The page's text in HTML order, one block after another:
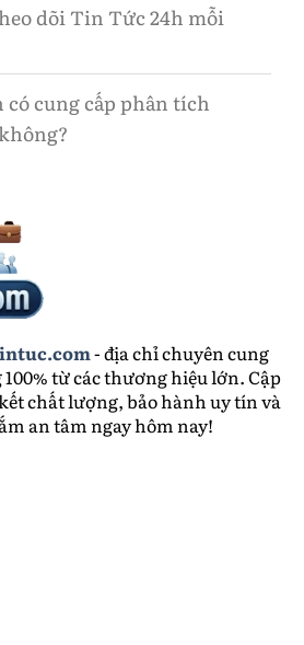
dõi Tin Tức 24h mỗi
cung cấp phân tích
- địa chỉ chuyên cung
từ các thương hiệu lớn. Cập
chất lượng, bảo hành uy tín và
an tâm ngay hôm nay!